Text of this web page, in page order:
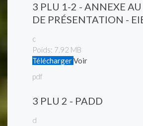
3 PLU 1-2 - ANNEXE
DE PRÉSENTATION -
c
Poids: 7.92 MB
TéléchargerVoir
pdf
3 PLU 2 - PADD
d